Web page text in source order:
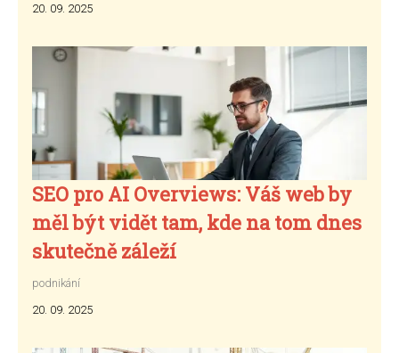
20. 09. 2025
SEO pro AI Overviews: Váš web by
měl být vidět tam, kde na tom dnes
skutečně záleží
podnikání
20. 09. 2025